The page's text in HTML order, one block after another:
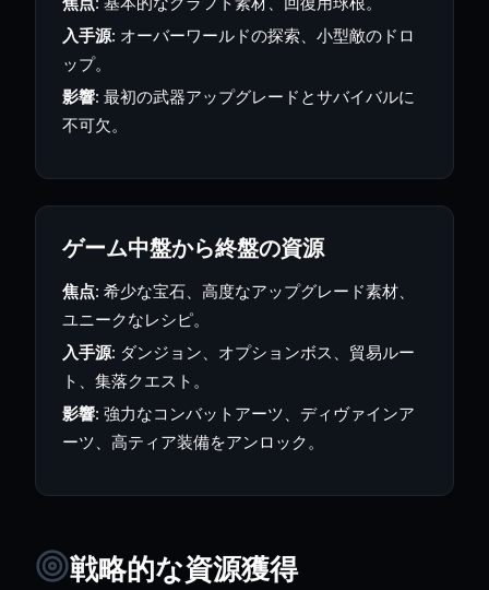
入手源: オーバーワールドの探索、小型敵のドロ
ップ。
影響: 最初の武器アップグレードとサバイバルに
不可欠。
ゲーム中盤から終盤の資源
焦点: 希少な宝石、高度なアップグレード素材、
ユニークなレシピ。
入手源: ダンジョン、オプションボス、貿易ルー
ト、集落クエスト。
影響: 強力なコンバットアーツ、ディヴァインア
ーツ、高ティア装備をアンロック。
戦略的な資源獲得